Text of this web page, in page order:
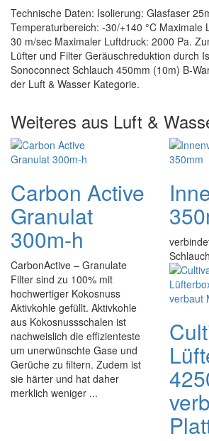
Technische Daten: Isolierung: Glasfaser
Temperaturbereich: -30/+140 °C Maximale
30 m/sec Maximaler Luftdruck: 2000 Pa.
Lüfter und Filter Geräuschreduktion durch
Sonoconnect Schlauch 450mm (10m) B-
der Luft & Wasser Kategorie.
Weiteres aus Luft &
Carbon Active
Granulat
300m-h
CarbonActive – Granulate
Filter sind zu 100% mit
hochwertiger Kokosnuss
Aktivkohle gefüllt. Aktivkohle
aus Kokosnussschalen ist
nachweislich die effizienteste
um unerwünschte Gase und
Gerüche zu filtern. Zudem ist
sie härter und hat daher
merklich weniger ...
Schlauch